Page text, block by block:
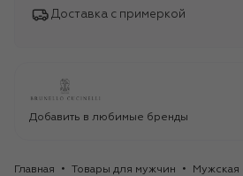
Доставка с примеркой
Добавить в любимые бренды
Главная Товары для мужчин Мужская